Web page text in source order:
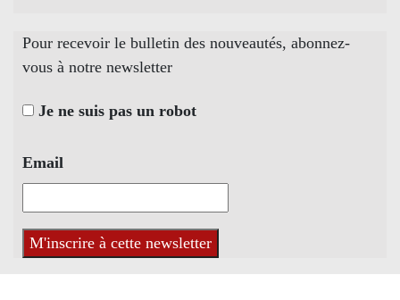
Pour recevoir le bulletin des nouveautés, abonnez-
vous à notre newsletter
Je ne suis pas un robot
Email